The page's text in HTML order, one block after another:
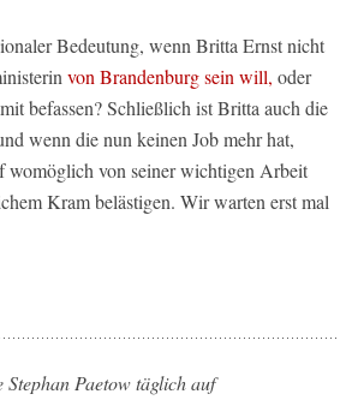
Bedeutung, wenn Britta Ernst nicht
von Brandenburg sein will, oder
befassen? Schließlich ist Britta auch die
wenn die nun keinen Job mehr hat,
womöglich von seiner wichtigen Arbeit
Kram belästigen. Wir warten erst mal
Stephan Paetow täglich auf